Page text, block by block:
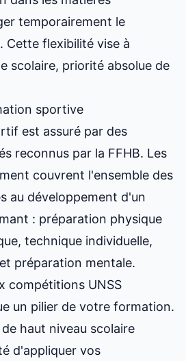
temporairement le
Cette flexibilité vise à
scolaire, priorité absolue de
sportive
est assuré par des
reconnus par la FFHB. Les
couvrent l'ensemble des
au développement d'un
: préparation physique
technique individuelle,
préparation mentale.
compétitions UNSS
un pilier de votre formation.
haut niveau scolaire
d'appliquer vos